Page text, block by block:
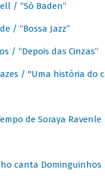
/ “Só Baden”
/ “Bossa Jazz”
/ “Depois das Cinzas”
/ "Uma história do
de Soraya Ravenle
canta Dominguinhos